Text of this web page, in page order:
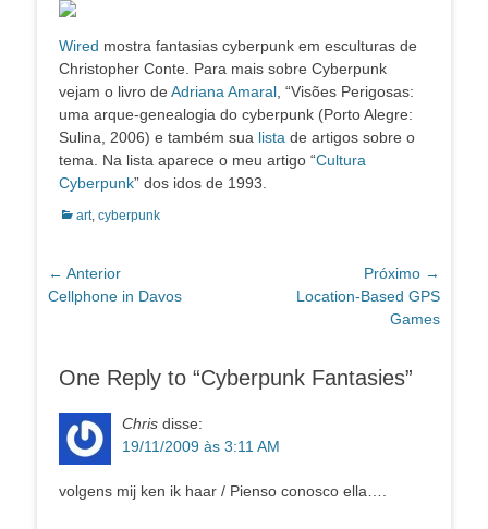
Wired mostra fantasias cyberpunk em esculturas de
Christopher Conte. Para mais sobre Cyberpunk
vejam o livro de Adriana Amaral, “Visões Perigosas:
uma arque-genealogia do cyberpunk (Porto Alegre:
Sulina, 2006) e também sua lista de artigos sobre o
tema. Na lista aparece o meu artigo “Cultura
Cyberpunk” dos idos de 1993.
Categorias:
art, cyberpunk
Navegação
de
← Anterior
Post
Cellphone in Davos
Próximo →
PróximoLocation-Based GPS
Games
One Reply to “Cyberpunk Fantasies”
Chris disse:
19/11/2009 às 3:11 AM
volgens mij ken ik haar / Pienso conosco ella….